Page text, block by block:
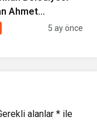
Ahmet
ile
5 ay önce
alanlar * ile